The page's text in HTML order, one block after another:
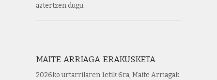
aztertzen dugu.
MAITE ARRIAGA ERAKUSKETA
2026ko urtarrilaren 1etik 6ra, Maite Arriagak